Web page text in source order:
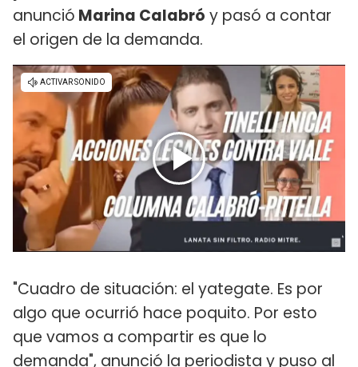
anunció Marina Calabró y pasó a contar
el origen de la demanda.
"Cuadro de situación: el yategate. Es por
algo que ocurrió hace poquito. Por esto
que vamos a compartir es que lo
demanda", anunció la periodista y puso al